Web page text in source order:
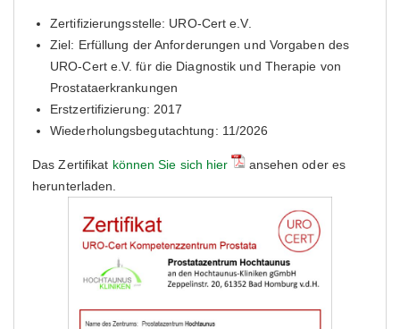
Zertifizierungsstelle: URO-Cert e.V.
Ziel: Erfüllung der Anforderungen und Vorgaben des
URO-Cert e.V. für die Diagnostik und Therapie von
Prostataerkrankungen
Erstzertifizierung: 2017
Wiederholungsbegutachtung: 11/2026
Das Zertifikat können Sie sich hier
ansehen oder es
herunterladen.